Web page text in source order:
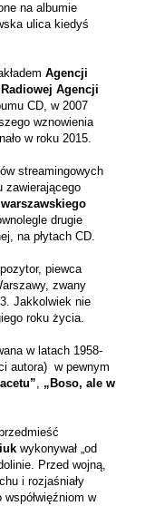
na albumie
ulica kiedyś
Agencji
Radiowej Agencji
CD, w 2007
wznowienia
w roku 2015.
streamingowych
zawierającego
drugie
na płytach CD.
piewca
zwany
Jakkolwiek nie
roku życia.
w latach 1958-
autora) w pewnym
, „Boso, ale w
wykonywał „od
Przed wojną,
i rozjaśniały
w